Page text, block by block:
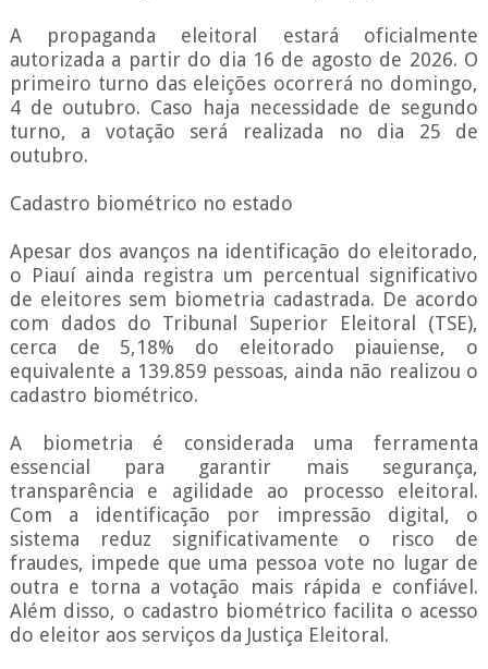
A propaganda eleitoral estará oficialmente
autorizada a partir do dia 16 de agosto de 2026. O
primeiro turno das eleições ocorrerá no domingo,
4 de outubro. Caso haja necessidade de segundo
turno, a votação será realizada no dia 25 de
outubro.
Cadastro biométrico no estado
Apesar dos avanços na identificação do eleitorado,
o Piauí ainda registra um percentual significativo
de eleitores sem biometria cadastrada. De acordo
com dados do Tribunal Superior Eleitoral (TSE),
cerca de 5,18% do eleitorado piauiense, o
equivalente a 139.859 pessoas, ainda não realizou o
cadastro biométrico.
A biometria é considerada uma ferramenta
essencial para garantir mais segurança,
transparência e agilidade ao processo eleitoral.
Com a identificação por impressão digital, o
sistema reduz significativamente o risco de
fraudes, impede que uma pessoa vote no lugar de
outra e torna a votação mais rápida e confiável.
Além disso, o cadastro biométrico facilita o acesso
do eleitor aos serviços da Justiça Eleitoral.